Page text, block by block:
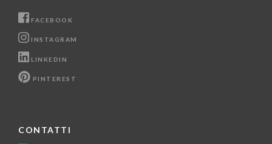
FACEBOOK
INSTAGRAM
LINKEDIN
PINTEREST
CONTATTI